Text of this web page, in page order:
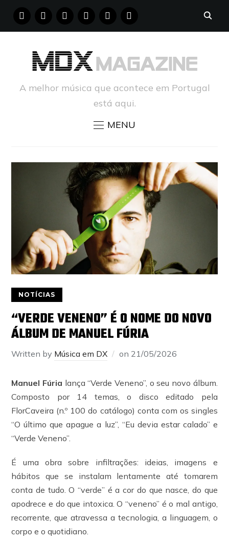
FACEBOOKINSTAGRAM
YOUTUBE PINTERESTTUMBLR
A melhor música que acontece em Portugal
está aqui.
MENU
NOTÍCIAS
“VERDE VENENO” É O NOME DO NOVO
ÁLBUM DE MANUEL FÚRIA
Written by Música em DX on 21/05/2026
Manuel Fúria lança “Verde Veneno”, o seu novo álbum.
Composto por 14 temas, o disco editado pela
FlorCaveira (n.º 100 do catálogo) conta com os singles
“O último que apague a luz”, “Eu devia estar calado” e
“Verde Veneno”.
É uma obra sobre infiltrações: ideias, imagens e
hábitos que se instalam lentamente até tomarem
conta de tudo. O “verde” é a cor do que nasce, do que
apodrece e do que intoxica. O “veneno” é o mal antigo,
recorrente, que atravessa a tecnologia, a linguagem, o
corpo e o quotidiano.